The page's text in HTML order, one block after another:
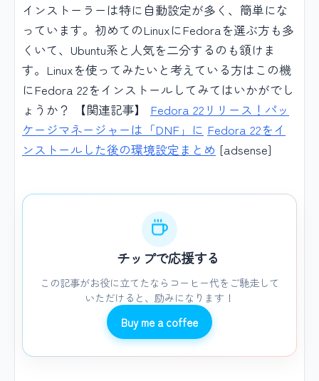
インストーラーは特に自動設定が多く、簡単にな
っています。初めてのLinuxにFedoraを選ぶ方も多
くいて、Ubuntu系と人気を二分するのも頷けま
す。Linuxを使ってみたいと考えている方はこの機
にFedora 22をインストールしてみてはいかがでし
ょうか？ 【関連記事】 Fedora 22リリース！パッ
ケージマネージャーは「DNF」に Fedora 22をイ
ンストールした後の環境設定まとめ [adsense]
チップで応援する
この記事がお役に立てたならコーヒー代をご馳走して
いただけると、励みになります！
Buy me a coffee